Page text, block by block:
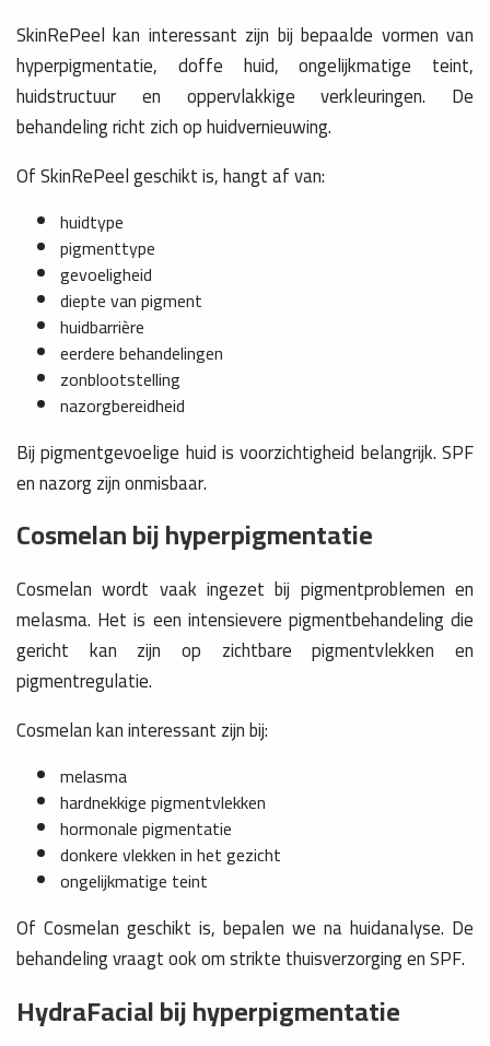
SkinRePeel kan interessant zijn bij bepaalde vormen van
hyperpigmentatie, doffe huid, ongelijkmatige teint,
huidstructuur en oppervlakkige verkleuringen. De
behandeling richt zich op huidvernieuwing.
Of SkinRePeel geschikt is, hangt af van:
huidtype
pigmenttype
gevoeligheid
diepte van pigment
huidbarrière
eerdere behandelingen
zonblootstelling
nazorgbereidheid
Bij pigmentgevoelige huid is voorzichtigheid belangrijk. SPF
en nazorg zijn onmisbaar.
Cosmelan bij hyperpigmentatie
Cosmelan wordt vaak ingezet bij pigmentproblemen en
melasma. Het is een intensievere pigmentbehandeling die
gericht kan zijn op zichtbare pigmentvlekken en
pigmentregulatie.
Cosmelan kan interessant zijn bij:
melasma
hardnekkige pigmentvlekken
hormonale pigmentatie
donkere vlekken in het gezicht
ongelijkmatige teint
Of Cosmelan geschikt is, bepalen we na huidanalyse. De
behandeling vraagt ook om strikte thuisverzorging en SPF.
HydraFacial bij hyperpigmentatie